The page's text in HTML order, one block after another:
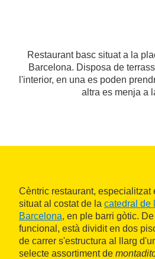
Restaurant basc situat a la
Barcelona. Disposa de
l'interior, en una es poden
altra es menja a
Cèntric restaurant, especialitzat
situat al costat de la catedral de
Barcelona, en ple barri gòtic.
funcional, està dividit en dos
de carrer s'estructura al llarg
selecte assortiment de